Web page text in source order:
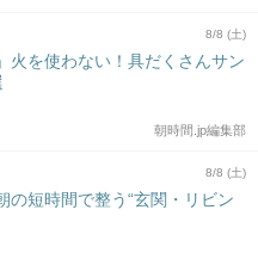
8/8 (土)
火を使わない！具だくさんサン
朝時間.jp編集部
8/8 (土)
の短時間で整う“玄関・リビン